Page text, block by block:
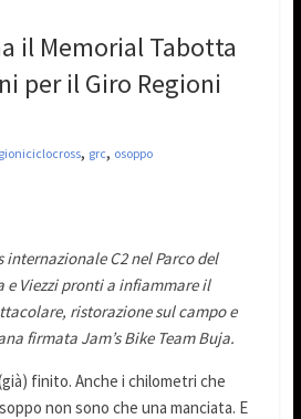
il Memorial Tabotta
per il Giro Regioni
, grc, osoppo
C2 nel Parco del
e Viezzi pronti a infiammare il
ristorazione sul campo e
firmata Jam’s Bike Team Buja.
finito. Anche i chilometri che
non sono che una manciata. E